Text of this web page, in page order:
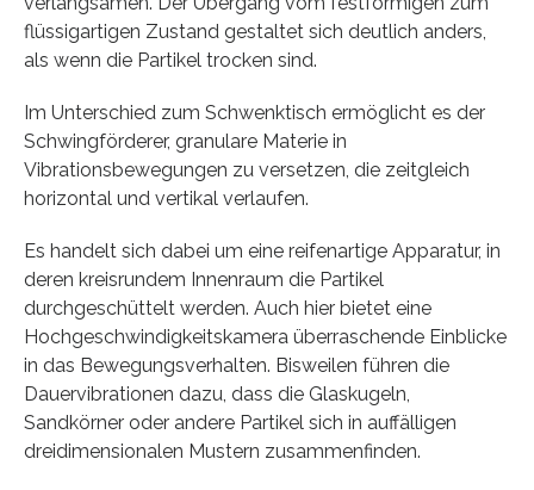
flüssigartigen Zustand gestaltet sich deutlich anders,
als wenn die Partikel trocken sind.
Im Unterschied zum Schwenktisch ermöglicht es der
Schwingförderer, granulare Materie in
Vibrationsbewegungen zu versetzen, die zeitgleich
horizontal und vertikal verlaufen.
Es handelt sich dabei um eine reifenartige Apparatur, in
deren kreisrundem Innenraum die Partikel
durchgeschüttelt werden. Auch hier bietet eine
Hochgeschwindigkeitskamera überraschende Einblicke
in das Bewegungsverhalten. Bisweilen führen die
Dauervibrationen dazu, dass die Glaskugeln,
Sandkörner oder andere Partikel sich in auffälligen
dreidimensionalen Mustern zusammenfinden.